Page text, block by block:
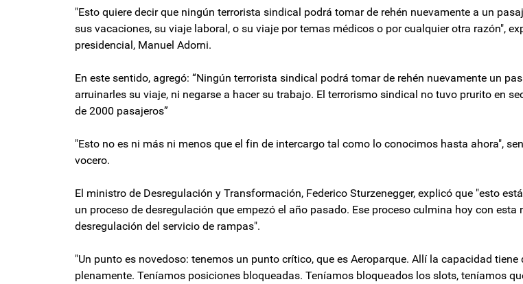
"Esto quiere decir que ningún terrorista sindical podrá tomar de rehén nuevamente a un
sus vacaciones, su viaje laboral, o su viaje por temas médicos o por cualquier otra razón",
presidencial, Manuel Adorni.
En este sentido, agregó: “Ningún terrorista sindical podrá tomar de rehén nuevamente un
arruinarles su viaje, ni negarse a hacer su trabajo. El terrorismo sindical no tuvo prurito en
de 2000 pasajeros”
"Esto no es ni más ni menos que el fin de intercargo tal como lo conocimos hasta ahora",
vocero.
El ministro de Desregulación y Transformación, Federico Sturzenegger, explicó que "esto
un proceso de desregulación que empezó el año pasado. Ese proceso culmina hoy con esta
desregulación del servicio de rampas".
"Un punto es novedoso: tenemos un punto crítico, que es Aeroparque. Allí la capacidad tiene
plenamente. Teníamos posiciones bloqueadas. Teníamos bloqueados los slots, teníamos